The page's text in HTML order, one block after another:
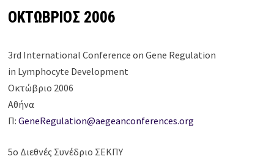
ΟΚΤΩΒΡΙΟΣ 2006
3rd International Conference on Gene Regulation
in Lymphocyte Development
Οκτώβριο 2006
Αθήνα
Π:GeneRegulation@aegeanconferences.org
5ο Διεθνές Συνέδριο ΣΕΚΠΥ